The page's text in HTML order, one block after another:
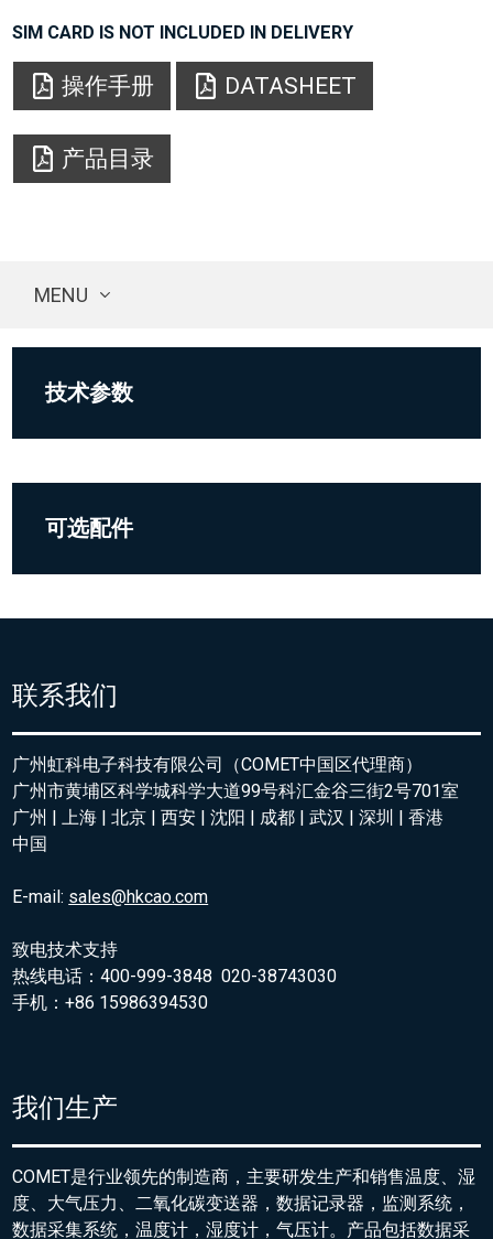
SIM CARD IS NOT INCLUDED IN DELIVERY
操作手册 DATASHEET
产品目录
MENU
技术参数
可选配件
联系我们
广州虹科电子科技有限公司（COMET中国区代理商）
广州市黄埔区科学城科学大道99号科汇金谷三街2号701室
广州 | 上海 | 北京 | 西安 | 沈阳 | 成都 | 武汉 | 深圳 | 香港
中国
E-mail: sales@hkcao.com
致电技术支持
热线电话：400-999-3848 020-38743030
手机：+86 15986394530
我们生产
COMET是行业领先的制造商，主要研发生产和销售温度、湿
度、大气压力、二氧化碳变送器，数据记录器，监测系统，
数据采集系统，温度计，湿度计，气压计。产品包括数据采